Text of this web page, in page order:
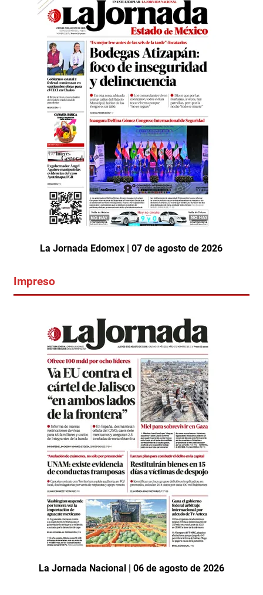
La Jornada Edomex | 07 de agosto de 2026
Impreso
La Jornada Nacional | 06 de agosto de 2026